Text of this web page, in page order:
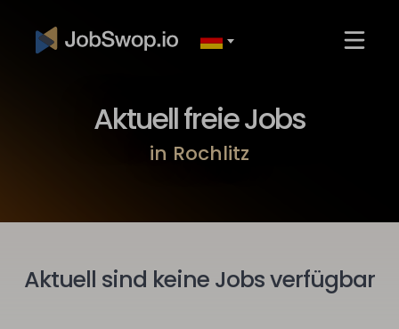
Aktuell freie Jobs
in Rochlitz
Aktuell sind keine Jobs verfügbar